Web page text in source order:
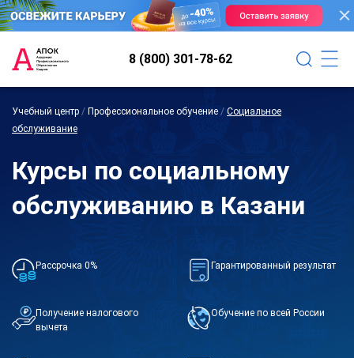
8 (800) 301-78-62
Учебный центр / Профессиональное обучение / Социальное
обслуживание
Курсы по социальному
обслуживанию в Казани
Рассрочка 0% Гарантированный результат
Получение налогового
вычета
Обучение по всей России